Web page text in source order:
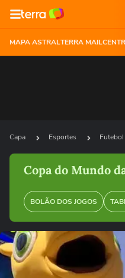
MAPA ASTRALTERRA MAIL
Capa Esportes Futebol
Copa do Mundo
BOLÃO DOS JOGOS
Ops!
Não foi